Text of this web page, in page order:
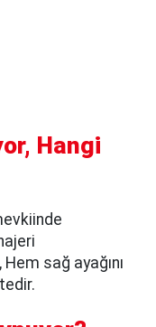
Hangi
sağ ayağını